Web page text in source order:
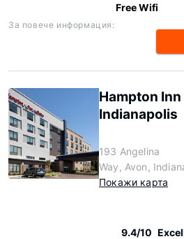
Free Wifi
За повече информация:
Hampton
Indianapolis
193 Angelina
Way, Avon,
Покажи карта
9.4/10